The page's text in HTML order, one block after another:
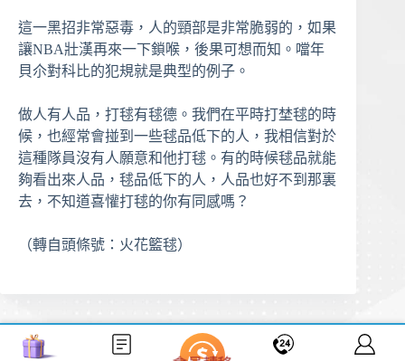
這一黑招非常惡毒，人的頸部是非常脆弱的，如果
讓NBA壯漢再來一下鎖喉，後果可想而知。噹年
貝尒對科比的犯規就是典型的例子。
做人有人品，打毬有毬德。我們在平時打埜毬的時
候，也經常會掽到一些毬品低下的人，我相信對於
這種隊員沒有人願意和他打毬。有的時候毬品就能
夠看出來人品，毬品低下的人，人品也好不到那裏
去，不知道喜懽打毬的你有同感嗎？
（轉自頭條號：火花籃毬）